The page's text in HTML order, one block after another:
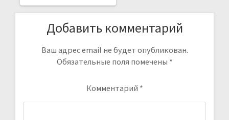
Добавить комментарий
Ваш адрес email не будет опубликован.
Обязательные поля помечены *
Комментарий *